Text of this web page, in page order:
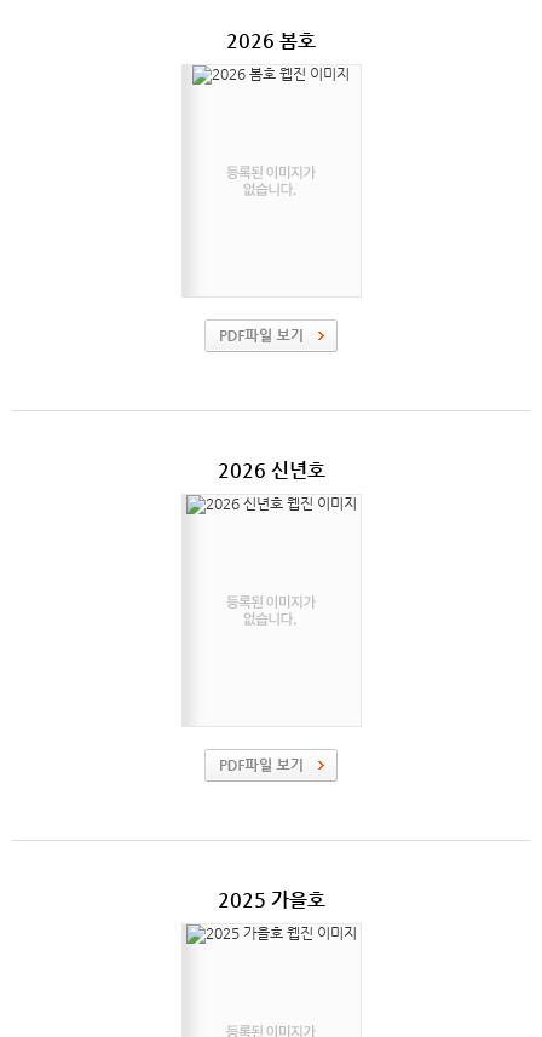
2026 봄호
2026 신년호
2025 가을호